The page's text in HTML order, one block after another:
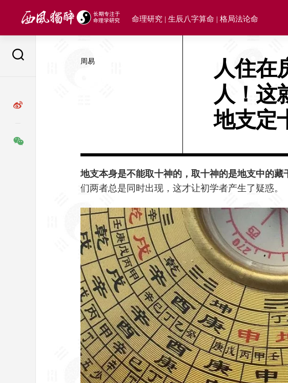
命理研究 | 生辰八字算命 | 格局法论命
周易
人住在
人！这
地支定
地支本身是不能取十神的，取十神的是地支中的藏
们两者总是同时出现，这才让初学者产生了疑惑。